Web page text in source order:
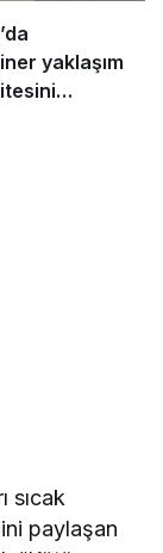
yaklaşım
sıcak
paylaşan